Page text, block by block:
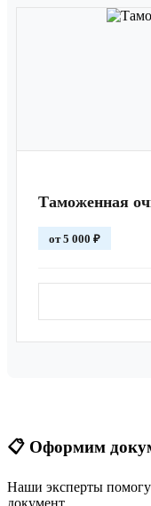
Таможенная
от 5 000 ₽
📋 Оформим
Наши эксперты